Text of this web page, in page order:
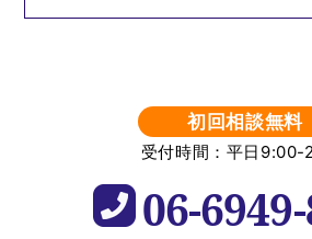
初回相談無料
受付時間：平日9:00-
06-